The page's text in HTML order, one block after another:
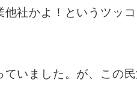
社かよ！というツッ
いました。が、この